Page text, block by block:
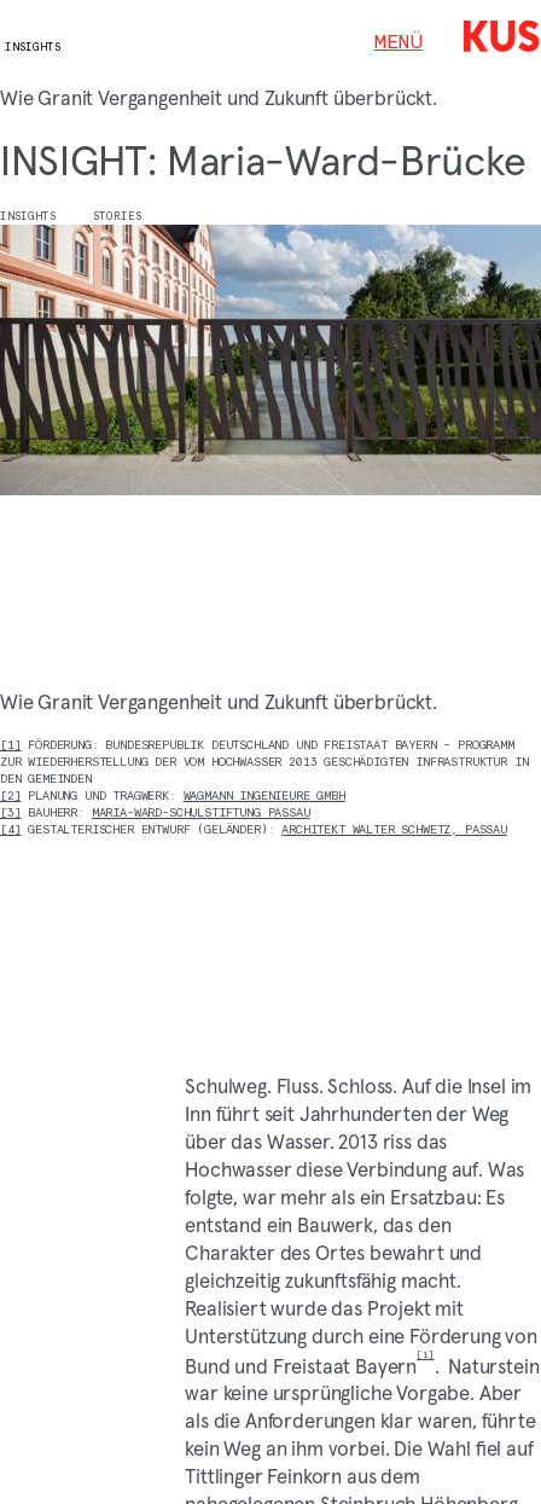
MENÜ
INSIGHTS
Wie Granit Vergangenheit und Zukunft überbrückt.
INSIGHT: Maria-Ward-Brücke
INSIGHTS STORIES
Wie Granit Vergangenheit und Zukunft überbrückt.
[1]
FÖRDERUNG: BUNDESREPUBLIK DEUTSCHLAND UND FREISTAAT BAYERN – PROGRAMM
ZUR WIEDERHERSTELLUNG DER VOM HOCHWASSER 2013 GESCHÄDIGTEN INFRASTRUKTUR IN
DEN GEMEINDEN
[2]
PLANUNG UND TRAGWERK: WAGMANN INGENIEURE GMBH
[3]
BAUHERR: MARIA-WARD-SCHULSTIFTUNG PASSAU
[4] GESTALTERISCHER ENTWURF (GELÄNDER):ARCHITEKT WALTER SCHWETZ, PASSAU
Schulweg. Fluss. Schloss. Auf die Insel im
Inn führt seit Jahrhunderten der Weg
über das Wasser. 2013 riss das
Hochwasser diese Verbindung auf. Was
folgte, war mehr als ein Ersatzbau: Es
entstand ein Bauwerk, das den
Charakter des Ortes bewahrt und
gleichzeitig zukunftsfähig macht.
Realisiert wurde das Projekt mit
Unterstützung durch eine Förderung von
Bund und Freistaat Bayern[1]. Naturstein
war keine ursprüngliche Vorgabe. Aber
als die Anforderungen klar waren, führte
kein Weg an ihm vorbei. Die Wahl fiel auf
Tittlinger Feinkorn aus dem